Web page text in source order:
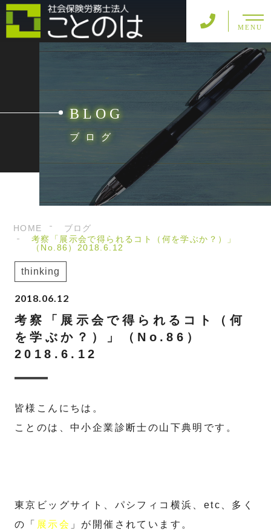
MENU
BLOG
ブログ
HOME
ブログ
考察「展示会で得られるコト（何を学ぶか？）」
（No.86）2018.6.12
thinking
2018.06.12
考察「展示会で得られるコト（何
を学ぶか？）」（No.86）
2018.6.12
皆様こんにちは。
ことのは、中小企業診断士の山下典明です。
東京ビッグサイト、パシフィコ横浜、etc、多く
の「
展示会 」が開催されています。